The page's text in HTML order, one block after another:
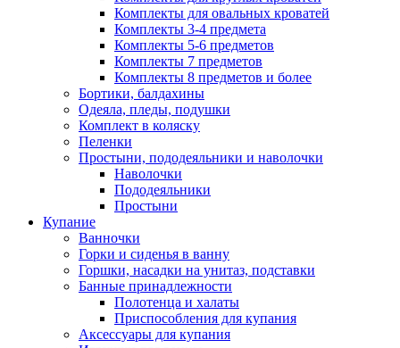
Комплекты для овальных кроватей
Комплекты 3-4 предмета
Комплекты 5-6 предметов
Комплекты 7 предметов
Комплекты 8 предметов и более
Бортики, балдахины
Одеяла, пледы, подушки
Комплект в коляску
Пеленки
Простыни, пододеяльники и наволочки
Наволочки
Пододеяльники
Простыни
Купание
Ванночки
Горки и сиденья в ванну
Горшки, насадки на унитаз, подставки
Банные принадлежности
Полотенца и халаты
Приспособления для купания
Аксессуары для купания